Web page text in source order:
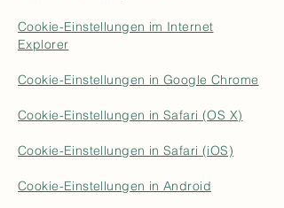
Cookie-Einstellungen im Internet
Explorer
Cookie-Einstellungen in Google Chrome
Cookie-Einstellungen in Safari (OS X)
Cookie-Einstellungen in Safari (iOS)
Cookie-Einstellungen in Android